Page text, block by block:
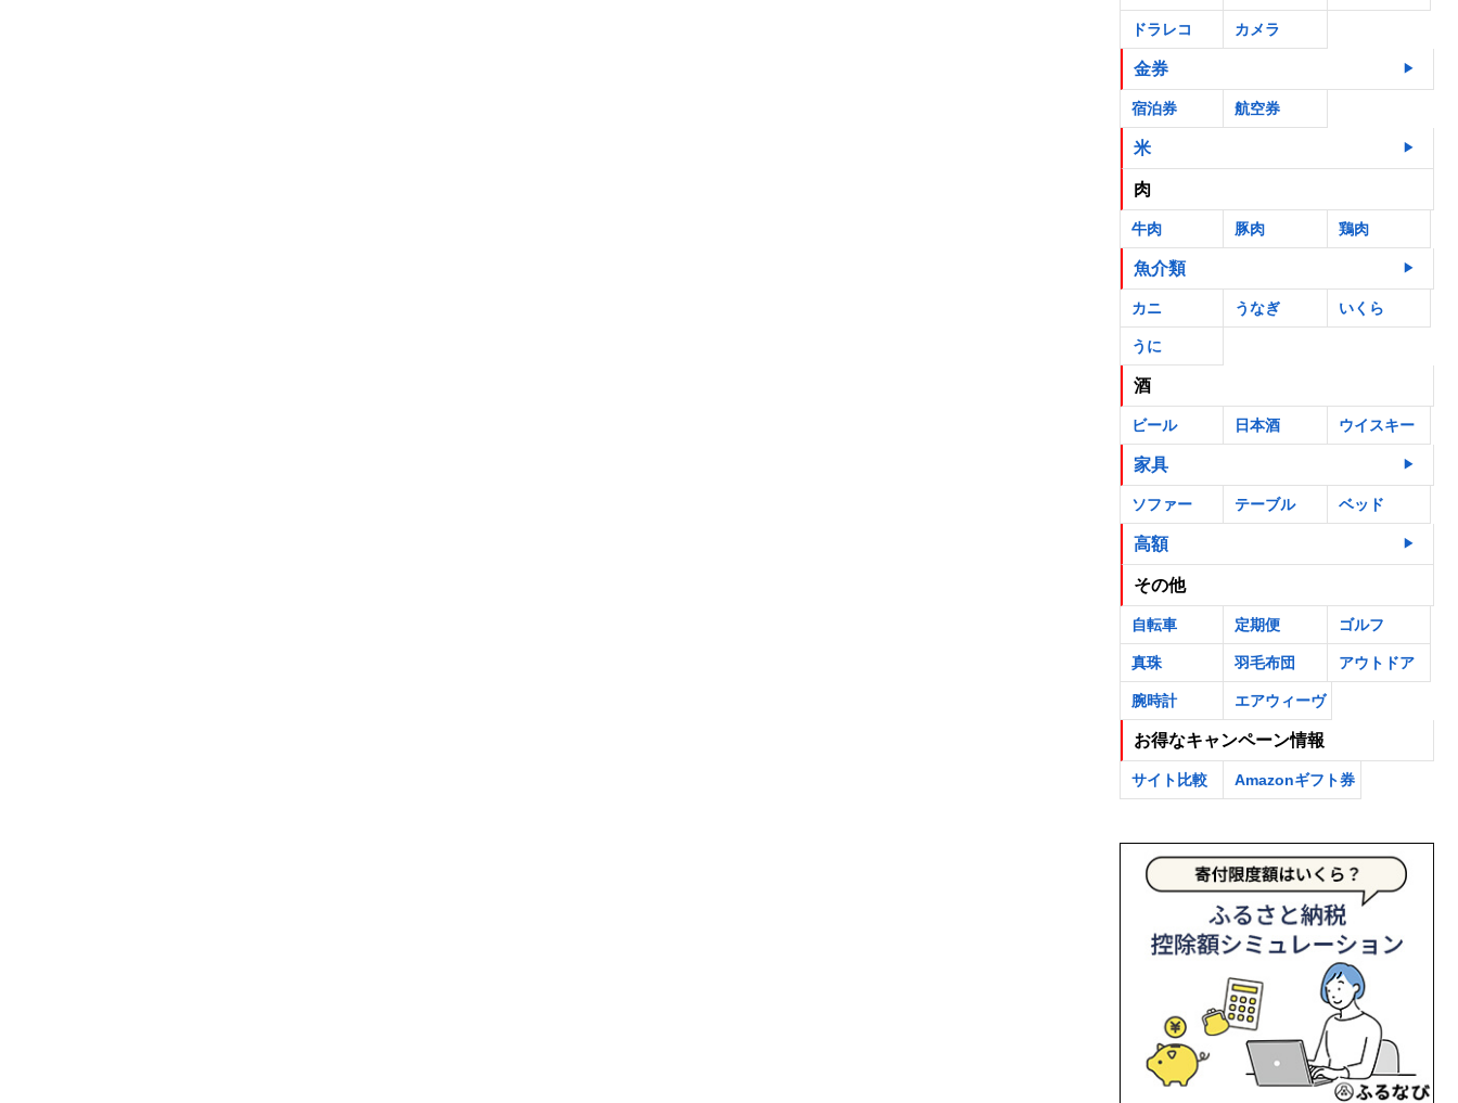
ドラレコ カメラ
金券
宿泊券 航空券
米
肉
牛肉 豚肉 鶏肉
魚介類
カニ うなぎ いくら
うに
酒
ビール 日本酒 ウイスキー
家具
ソファー テーブル ベッド
高額
その他
自転車 定期便 ゴルフ
真珠 羽毛布団 アウトドア
腕時計 エアウィーヴ
お得なキャンペーン情報
サイト比較 Amazonギフト券